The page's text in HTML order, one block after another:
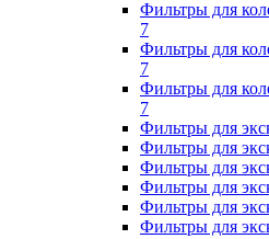
Фильтры для
7
Фильтры для
7
Фильтры для
7
Фильтры для
Фильтры для
Фильтры для
Фильтры для
Фильтры для
Фильтры для